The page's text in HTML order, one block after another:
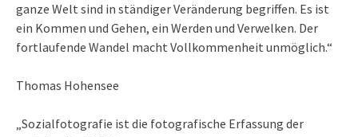
ganze Welt sind in ständiger Veränderung begriffen. Es ist
ein Kommen und Gehen, ein Werden und Verwelken. Der
fortlaufende Wandel macht Vollkommenheit unmöglich.“
Thomas Hohensee
„Sozialfotografie ist die fotografische Erfassung der